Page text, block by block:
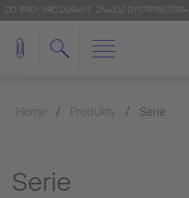
DO 'PRO': PRO.DURAVIT ZNAJDŹ DYSTRYBUTORA
Home Produkty Serie
Serie